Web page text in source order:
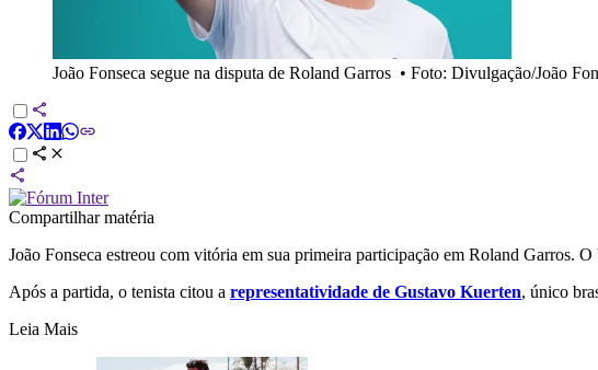
João Fonseca segue na disputa de Roland Garros • Foto: Divulgação/João
Compartilhar matéria
João Fonseca estreou com vitória em sua primeira participação em Roland Garros.
Após a partida, o tenista citou a representatividade de Gustavo Kuerten, único
Leia Mais